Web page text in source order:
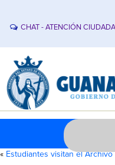
CHAT - ATENCIÓN
« Estudiantes visitan el